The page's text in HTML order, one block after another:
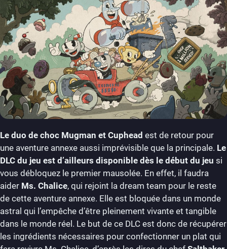
Le duo de choc Mugman et Cuphead est de retour pour
une aventure annexe aussi imprévisible que la principale. Le
DLC du jeu est d’ailleurs disponible dès le début du jeu si
vous débloquez le premier mausolée. En effet, il faudra
aider Ms. Chalice, qui rejoint la dream team pour le reste
de cette aventure annexe. Elle est bloquée dans un monde
astral qui l’empêche d’être pleinement vivante et tangible
dans le monde réel. Le but de ce DLC est donc de récupérer
les ingrédients nécessaires pour confectionner un plat qui